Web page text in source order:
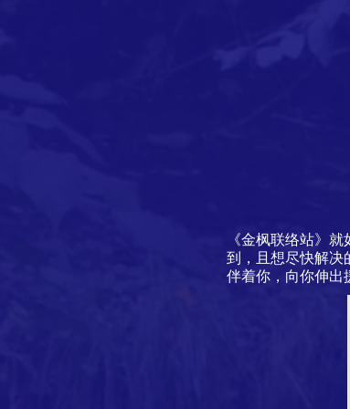
《金枫联络站》
到，且想尽快解决
伴着你，向你伸出